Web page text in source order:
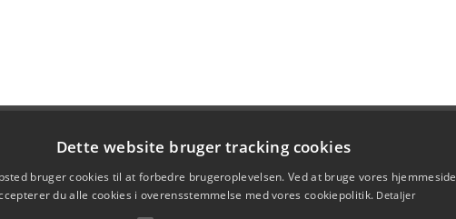
Dette website bruger tracking cookies
bruger cookies til at forbedre brugeroplevelsen. Ved at bruge vores hjemmeside
du alle cookies i overensstemmelse med vores cookiepolitik. Detaljer